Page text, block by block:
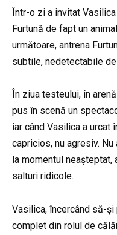
Într-o zi a invitat
Furtună de fapt un
următoare, antrena
subtile, nedetectabile
În ziua testeului, în
pus în scenă un
iar când Vasilica a urcat
capricios, nu agresiv.
la momentul
salturi ridicole.
Vasilica, încercând să-
complet din rolul de